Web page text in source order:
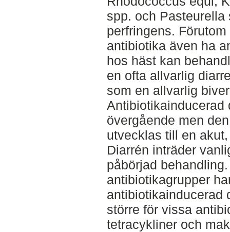
spp. och
perfringens.
antibiotika även ha
hos häst kan
en ofta allvarlig
som en allvarlig
Antibiotikainducerad
övergående men
utvecklas till en
Diarrén inträder
påbörjad
antibiotikagrupper
antibiotikainducerad
större för vissa
tetracykliner och